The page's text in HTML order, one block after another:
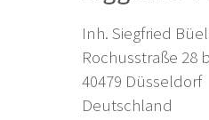
Inh. Siegfried
Rochusstraße 28 b
40479 Düsseldorf
Deutschland